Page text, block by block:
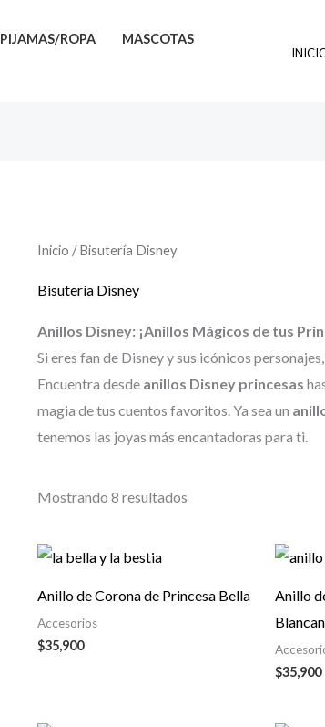
PIJAMAS/ROPA
MASCOTAS
Inicio / Bisutería Disney
Bisutería Disney
Anillos Disney: ¡Anillos Mágicos de tus
Si eres fan de Disney y sus icónicos
Encuentra desde anillos Disney princesas
magia de tus cuentos favoritos. Ya sea un
tenemos las joyas más encantadoras para ti.
Mostrando 8 resultados
Anillo de Corona de Princesa Bella
Accesorios
$35,900
Anillo
$35,900